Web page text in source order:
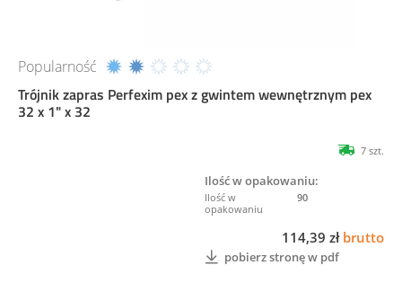
Popularność
Trójnik zapras Perfexim pex z gwintem wewnętrznym pex
32 x 1" x 32
7 szt.
Ilość w opakowaniu:
90
114,39 zł brutto
pobierz stronę w pdf